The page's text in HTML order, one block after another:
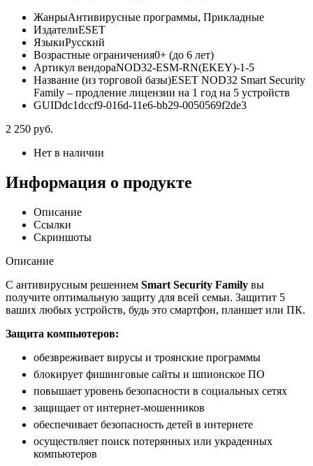
ЖанрыАнтивирусные программы, Прикладные
ИздателиESET
ЯзыкиРусский
Возрастные ограничения0+ (до 6 лет)
Артикул вендораNOD32-ESM-RN(EKEY)-1-5
Название (из торговой базы)ESET NOD32 Smart Security
Family – продление лицензии на 1 год на 5 устройств
GUIDdc1dccf9-016d-11e6-bb29-0050569f2de3
2 250 руб.
Нет в наличии
Информация о продукте
Описание
Ссылки
Скриншоты
Описание
С антивирусным решением Smart Security Family вы
получите оптимальную защиту для всей семьи. Защитит 5
ваших любых устройств, будь это смартфон, планшет или ПК.
Защита компьютеров:
обезвреживает вирусы и троянские программы
блокирует фишинговые сайты и шпионское ПО
повышает уровень безопасности в социальных сетях
защищает от интернет-мошенников
обеспечивает безопасность детей в интернете
осуществляет поиск потерянных или украденных
компьютеров